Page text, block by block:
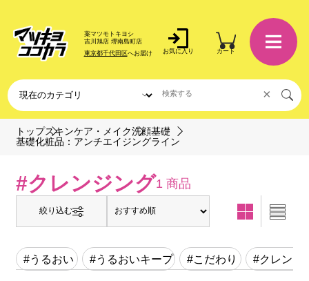
薬マツモトキヨシ
吉川旭店 堺南島町店
東京都千代田区へお届け お気に入り カート
×
トップスキンケア・メイク洗顔基礎
基礎化粧品：アンチエイジングライン
#クレンジング1 商品
絞り込む
#うるおい #うるおいキープ #こだわり #クレンジ